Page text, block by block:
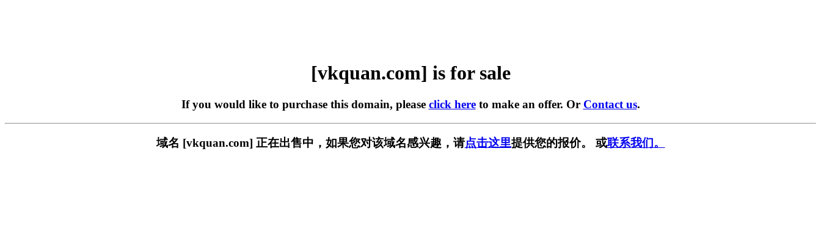
[vkquan.com] is for sale
If you would like to purchase this domain, please click hereto make an offer. Or Contact us.
域名 [vkquan.com] 正在出售中，如果您对该域名感兴趣，请点击这里提供您的报价。 或联系我们。